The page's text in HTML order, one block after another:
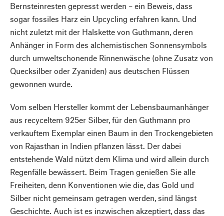
Bernsteinresten gepresst werden – ein Beweis, dass
sogar fossiles Harz ein Upcycling erfahren kann. Und
nicht zuletzt mit der Halskette von Guthmann, deren
Anhänger in Form des alchemistischen Sonnensymbols
durch umweltschonende Rinnenwäsche (ohne Zusatz von
Quecksilber oder Zyaniden) aus deutschen Flüssen
gewonnen wurde.
Vom selben Hersteller kommt der Lebensbaumanhänger
aus recyceltem 925er Silber, für den Guthmann pro
verkauftem Exemplar einen Baum in den Trockengebieten
von Rajasthan in Indien pflanzen lässt. Der dabei
entstehende Wald nützt dem Klima und wird allein durch
Regenfälle bewässert. Beim Tragen genießen Sie alle
Freiheiten, denn Konventionen wie die, das Gold und
Silber nicht gemeinsam getragen werden, sind längst
Geschichte. Auch ist es inzwischen akzeptiert, dass das